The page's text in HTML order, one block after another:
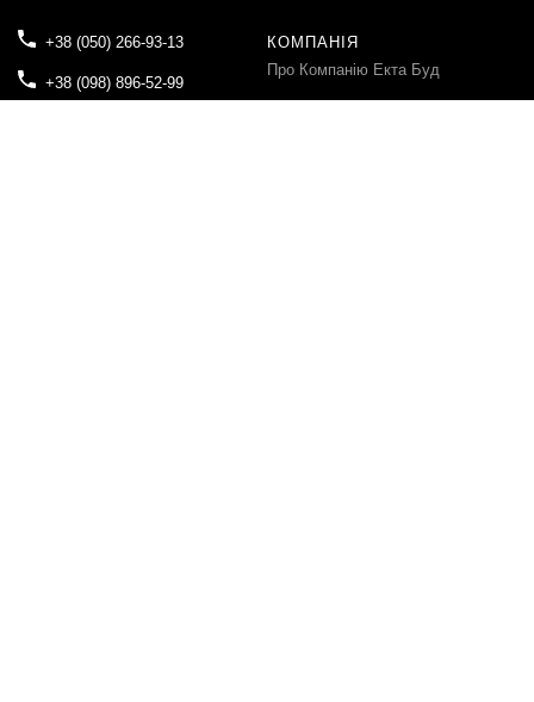
+38 (050) 266-93-13
+38 (098) 896-52-99
КОМПАНІЯ
Про Компанію Екта Буд